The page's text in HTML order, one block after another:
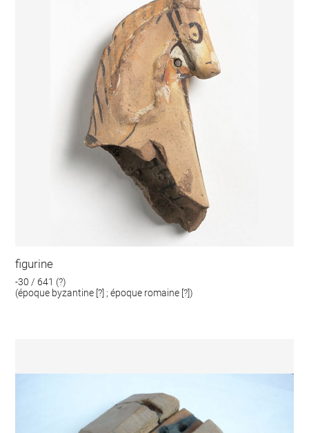
figurine
-30 / 641 (?)
(époque byzantine [?] ; époque romaine [?])